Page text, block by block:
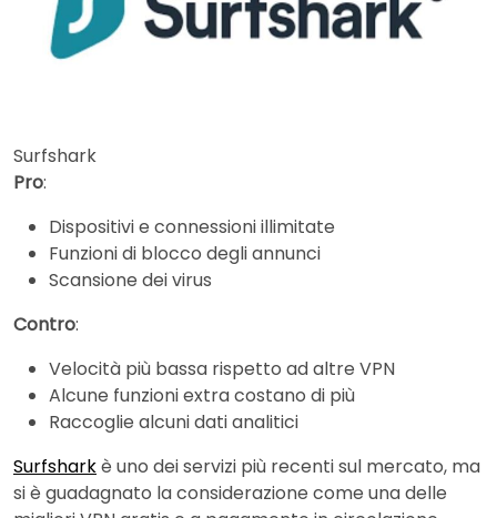
Surfshark
Pro:
Dispositivi e connessioni illimitate
Funzioni di blocco degli annunci
Scansione dei virus
Contro:
Velocità più bassa rispetto ad altre VPN
Alcune funzioni extra costano di più
Raccoglie alcuni dati analitici
Surfsharkè uno dei servizi più recenti sul mercato, ma
si è guadagnato la considerazione come una delle